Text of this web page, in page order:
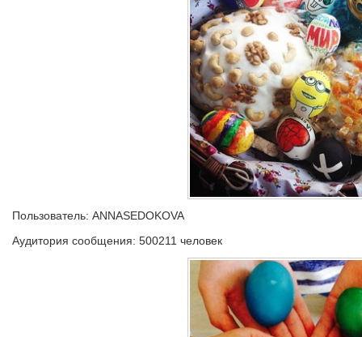
Пользователь: ANNASEDOKOVA
Аудитория сообщения: 500211 человек